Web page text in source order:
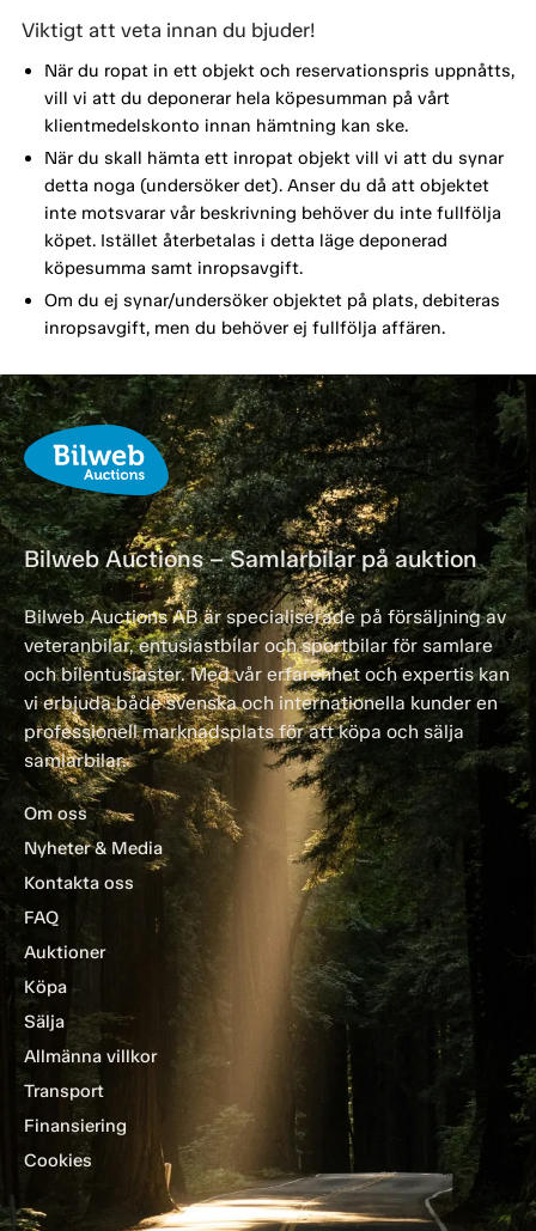
Viktigt att veta innan du bjuder!
När du ropat in ett objekt och reservationspris uppnåtts,
vill vi att du deponerar hela köpesumman på vårt
klientmedelskonto innan hämtning kan ske.
När du skall hämta ett inropat objekt vill vi att du synar
detta noga (undersöker det). Anser du då att objektet
inte motsvarar vår beskrivning behöver du inte fullfölja
köpet. Istället återbetalas i detta läge deponerad
köpesumma samt inropsavgift.
Om du ej synar/undersöker objektet på plats, debiteras
inropsavgift, men du behöver ej fullfölja affären.
Bilweb Auctions – Samlarbilar på auktion
Bilweb Auctions AB är specialiserade på försäljning av
veteranbilar, entusiastbilar och sportbilar för samlare
och bilentusiaster. Med vår erfarenhet och expertis kan
vi erbjuda både svenska och internationella kunder en
professionell marknadsplats för att köpa och sälja
samlarbilar.
Om oss
Nyheter & Media
Kontakta oss
FAQ
Auktioner
Köpa
Sälja
Allmänna villkor
Transport
Finansiering
Cookies